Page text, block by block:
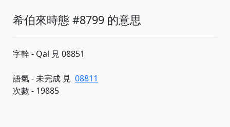
希伯來時態 #8799 的意思
字幹 - Qal 見 08851
語氣 - 未完成 見 08811
次數 - 19885